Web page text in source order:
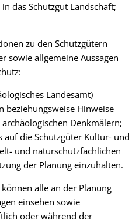
das Schutzgut Landschaft;
zu den Schutzgütern
sowie allgemeine Aussagen
Landesamt)
beziehungsweise Hinweise
Denkmälern;
auf die Schutzgüter Kultur- und
und naturschutzfachlichen
der Planung einzuhalten.
alle an der Planung
einsehen sowie
oder während der